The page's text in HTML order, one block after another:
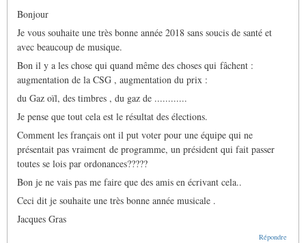
Bonjour
Je vous souhaite une très bonne année 2018 sans soucis de santé et
avec beaucoup de musique.
Bon il y a les chose qui quand même des choses qui fâchent :
augmentation de la CSG , augmentation du prix :
du Gaz oïl, des timbres , du gaz de ............
Je pense que tout cela est le résultat des élections.
Comment les français ont il put voter pour une équipe qui ne
présentait pas vraiment de programme, un président qui fait passer
toutes se lois par ordonances?????
Bon je ne vais pas me faire que des amis en écrivant cela..
Ceci dit je souhaite une très bonne année musicale .
Jacques Gras
Répondre